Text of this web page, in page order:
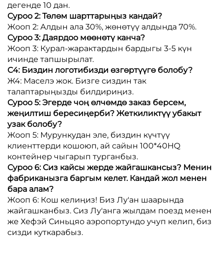
дегенде 10 дан.
Суроо 2: Төлөм шарттарыңыз кандай?
Жооп 2: Алдын ала 30%, жөнөтүү алдында 70%.
Суроо 3: Даярдоо мөөнөтү канча?
Жооп 3: Курал-жарактардын бардыгы 3-5 күн
ичинде тапшырылат.
С4: Биздин логотибизди өзгөртүүгө болобу?
Ж4: Маселэ жок. Бизге сиздин так
талаптарыңызды билдириңиз.
Суроо 5: Эгерде чоң өлчөмдө заказ берсем,
жеңилтиш бересиңерби? Жеткиликтүү убакыт
узак болобу?
Жооп 5: Мурункудан эле, биздин күчтүү
клиенттерди кошоюп, ай сайын 100*40HQ
контейнер чыгарып турганбыз.
Суроо 6: Сиз кайсы жерде жайгашкансыз? Менин
фабриканызга баргым келет. Кандай жол менен
бара алам?
Жооп 6: Кош келиңиз! Биз Лу'ан шаарында
жайгашканбыз. Сиз Лу'анга жылдам поезд менен
же Хефэй Синьцяо аэропортундо учуп келип, биз
сизди куткарабыз.